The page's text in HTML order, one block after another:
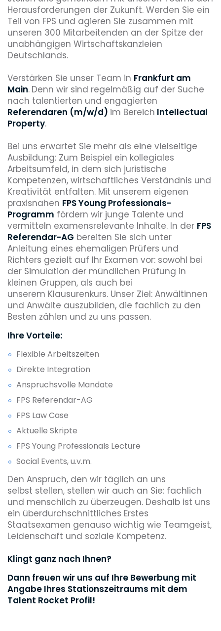
Herausforderungen der Zukunft. Werden Sie ein
Teil von FPS und agieren Sie zusammen mit
unseren 300 Mitarbeitenden an der Spitze der
unabhängigen Wirtschaftskanzleien
Deutschlands.
Verstärken Sie unser Team in Frankfurt am
Main. Denn wir sind regelmäßig auf der Suche
nach talentierten und engagierten
Referendaren (m/w/d) im Bereich Intellectual
Property.
Bei uns erwartet Sie mehr als eine vielseitige
Ausbildung: Zum Beispiel ein kollegiales
Arbeitsumfeld, in dem sich juristische
Kompetenzen, wirtschaftliches Verständnis und
Kreativität entfalten. Mit unserem eigenen
praxisnahen FPS Young Professionals-
Programm fördern wir junge Talente und
vermitteln examensrelevante Inhalte. In der FPS
Referendar-AG bereiten Sie sich unter
Anleitung eines ehemaligen Prüfers und
Richters gezielt auf Ihr Examen vor: sowohl bei
der Simulation der mündlichen Prüfung in
kleinen Gruppen, als auch bei
unserem Klausurenkurs. Unser Ziel: Anwältinnen
und Anwälte auszubilden, die fachlich zu den
Besten zählen und zu uns passen.
Ihre Vorteile:
Flexible Arbeitszeiten
Direkte Integration
Anspruchsvolle Mandate
FPS Referendar-AG
FPS Law Case
Aktuelle Skripte
FPS Young Professionals Lecture
Social Events, u.v.m.
Den Anspruch, den wir täglich an uns
selbst stellen, stellen wir auch an Sie: fachlich
und menschlich zu überzeugen. Deshalb ist uns
ein überdurchschnittliches Erstes
Staatsexamen genauso wichtig wie Teamgeist,
Leidenschaft und soziale Kompetenz.
Klingt ganz nach Ihnen?
Dann freuen wir uns auf Ihre Bewerbung mit
Angabe Ihres Stationszeitraums mit dem
Talent Rocket Profil!